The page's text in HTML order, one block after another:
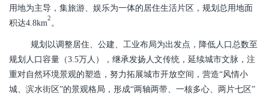
用地为主导，集旅游、娱乐为一体的居住生活片区，规划总用地面
积达4.8km
2
。
规划以调整居住、公建、工业布局为出发点，降低人口总数至
规划人口容量（3.5万人），继承发扬人文传统，延续城市文脉，注
重对自然环境景观的塑造，努力拓展城市开放空间，营造“风情小
城、滨水街区”的景观格局，形成“两轴两带、一核多心、两片七区”